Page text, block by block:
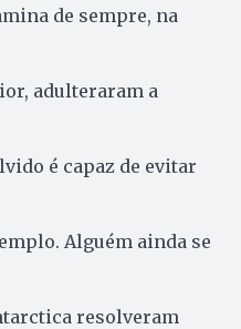
de sempre, na
adulteraram a
é capaz de evitar
Alguém ainda se
resolveram